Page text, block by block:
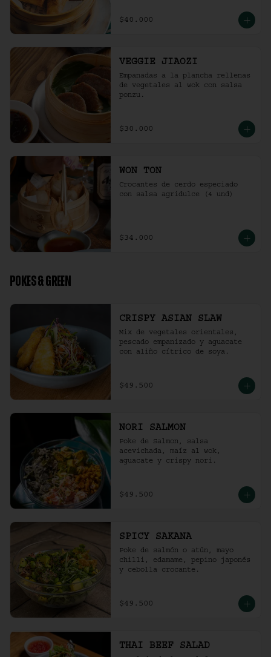
$40.000
VEGGIE JIAOZI
Empanadas a la plancha rellenas
de vegetales al wok con salsa
ponzu.
$30.000
WON TON
Crocantes de cerdo especiado
con salsa agridulce (4 und)
$34.000
POKES & GREEN
CRISPY ASIAN SLAW
Mix de vegetales orientales,
pescado empanizado y aguacate
con aliño cítrico de soya.
$49.500
NORI SALMON
Poke de Salmon, salsa
acevichada, maíz al wok,
aguacate y crispy nori.
$49.500
SPICY SAKANA
Poke de salmón o atún, mayo
chilli, edamame, pepino japonés
y cebolla crocante.
$49.500
THAI BEEF SALAD